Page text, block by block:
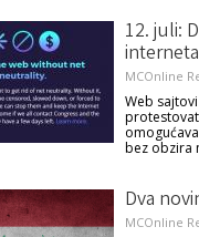
12. juli:
interneta
MCOnline
Web
bez obzira
Dva
MCOnline